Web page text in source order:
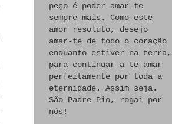
peço é poder amar-te
sempre mais. Como este
amor resoluto, desejo
amar-te de todo o coração
enquanto estiver na terra,
para continuar a te amar
perfeitamente por toda a
eternidade. Assim seja.
São Padre Pio, rogai por
nós!